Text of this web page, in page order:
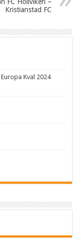
Kristianstad FC
Kval 2024